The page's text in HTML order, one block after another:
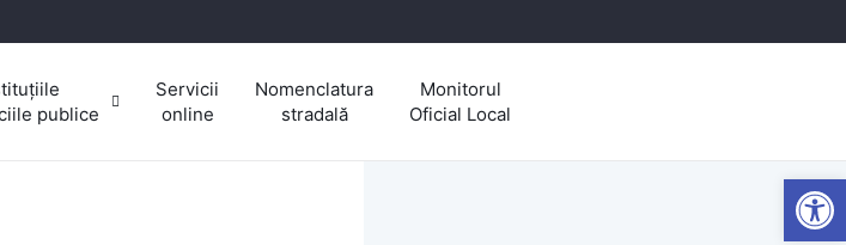
publice
Servicii
online
Nomenclatura
stradală
Monitorul
Oficial Local